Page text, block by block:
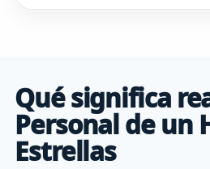
Qué significa
Personal de un
Estrellas